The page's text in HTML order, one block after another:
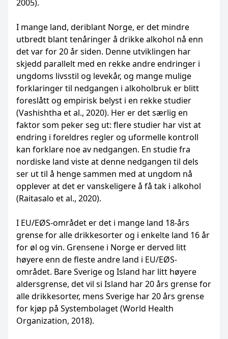
2005).
I mange land, deriblant Norge, er det mindre
utbredt blant tenåringer å drikke alkohol nå enn
det var for 20 år siden. Denne utviklingen har
skjedd parallelt med en rekke andre endringer i
ungdoms livsstil og levekår, og mange mulige
forklaringer til nedgangen i alkoholbruk er blitt
foreslått og empirisk belyst i en rekke studier
(Vashishtha et al., 2020). Her er det særlig en
faktor som peker seg ut: flere studier har vist at
endring i foreldres regler og uformelle kontroll
kan forklare noe av nedgangen. En studie fra
nordiske land viste at denne nedgangen til dels
ser ut til å henge sammen med at ungdom nå
opplever at det er vanskeligere å få tak i alkohol
(Raitasalo et al., 2020).
I EU/EØS-området er det i mange land 18-års
grense for alle drikkesorter og i enkelte land 16 år
for øl og vin. Grensene i Norge er derved litt
høyere enn de fleste andre land i EU/EØS-
området. Bare Sverige og Island har litt høyere
aldersgrense, det vil si Island har 20 års grense for
alle drikkesorter, mens Sverige har 20 års grense
for kjøp på Systembolaget (World Health
Organization, 2018).